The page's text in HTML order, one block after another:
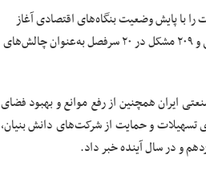
با پایش وضعیت بنگاه‌های اقتصادی آغاز
کردیم که درپی آن، کل واحدهای تولیدی فعال و راکد کشور شناسایی و ۲۰۹ مشکل در ۲۰ سرفصل به‌عنوان چالش‌های
ایران همچنین از رفع موانع و بهبود فضای
تسهیلات و حمایت از شرکت‌های دانش بنیان،
و در سال آینده خبر داد.